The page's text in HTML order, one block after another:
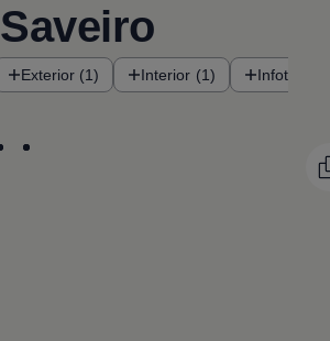
Saveiro
Exterior (1) Interior (1)